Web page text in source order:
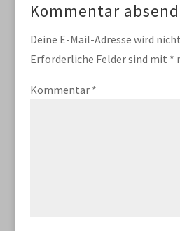
Kommentar
Deine E-Mail-Adresse wird
Erforderliche Felder sind mit *
Kommentar *